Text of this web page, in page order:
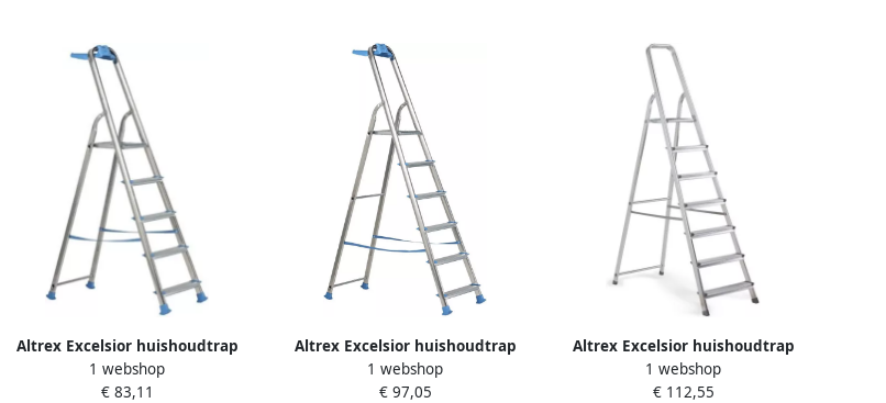
Altrex Excelsior huishoudtrap
Handy+ 5-treeds 500255
1 webshop
€ 83,11
Altrex Excelsior huishoudtrap
Handy+ 6-treeds 500256
1 webshop
€ 97,05
Altrex Excelsior huishoudtrap
Handy 7-treeds 500247
1 webshop
€ 112,55